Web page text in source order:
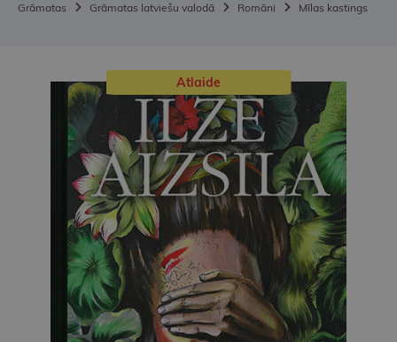
Grāmatas Grāmatas latviešu valodā Romāni Mīlas kastings
Atlaide